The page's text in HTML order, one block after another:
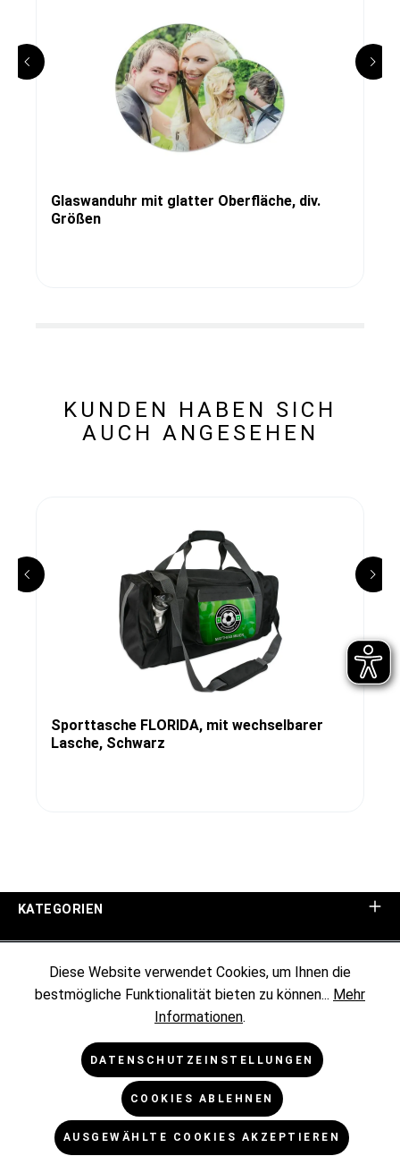
Glaswanduhr mit glatter Oberfläche, div.
Größen
KUNDEN HABEN SICH
AUCH ANGESEHEN
Sporttasche FLORIDA, mit wechselbarer
Lasche, Schwarz
KATEGORIEN
KUNDENINFORMATIONEN
RECHTLICHES
Diese Website verwendet Cookies, um Ihnen die
bestmögliche Funktionalität bieten zu können... Mehr
Informationen.
DATENSCHUTZEINSTELLUNGEN
COOKIES ABLEHNEN
AUSGEWÄHLTE COOKIES AKZEPTIEREN